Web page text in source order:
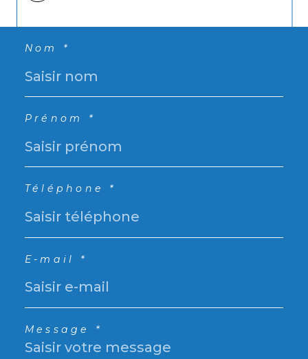
Nom *
Prénom *
Téléphone *
E-mail *
Message *